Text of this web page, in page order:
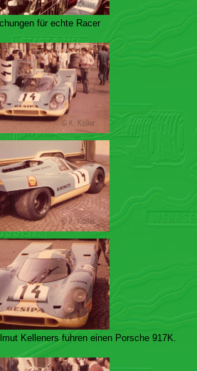
für echte Racer
Kelleners fuhren einen Porsche 917K.